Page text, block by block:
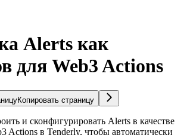
Alerts как
для Web3 Actions
Копировать страницу
и сконфигурировать Alerts в качестве
Actions в Tenderly, чтобы автоматически